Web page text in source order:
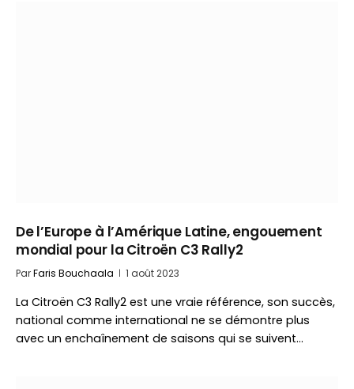
De l’Europe à l’Amérique Latine, engouement
mondial pour la Citroën C3 Rally2
ParFaris Bouchaala 1 août 2023
La Citroën C3 Rally2 est une vraie référence, son succès,
national comme international ne se démontre plus
avec un enchaînement de saisons qui se suivent…